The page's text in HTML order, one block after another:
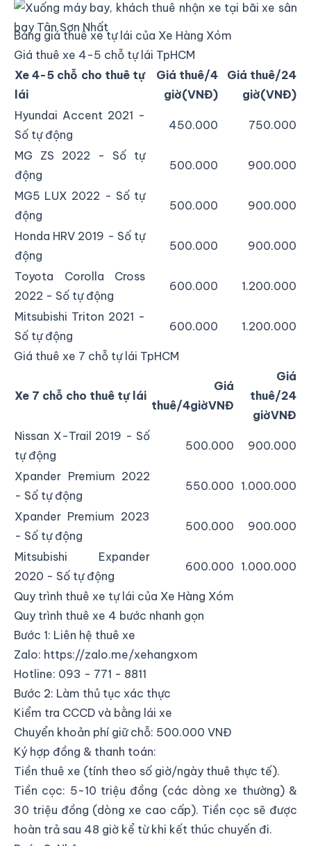
Nhận xe và trả xe tại sân bay Tân Sơn Nhất
Bảng giá thuê xe tự lái của Xe Hàng Xóm
Giá thuê xe 4-5 chỗ tự lái TpHCM
Xe 4-5 chỗ cho thuê tự
lái
Giá thuê/4
giờ(VNĐ)
Giá thuê/24
giờ(VNĐ)
Hyundai Accent 2021 -
Số tự động
450.000 750.000
MG ZS 2022 - Số tự
động
500.000 900.000
MG5 LUX 2022 - Số tự
động
500.000 900.000
Honda HRV 2019 - Số tự
động
500.000 900.000
Toyota Corolla Cross
2022 - Số tự động
600.000 1.200.000
Mitsubishi Triton 2021 -
Số tự động
600.000 1.200.000
Giá thuê xe 7 chỗ tự lái TpHCM
Xe 7 chỗ cho thuê tự lái
Giá
thuê/4giờVNĐ
Giá
thuê/24
giờVNĐ
Nissan X-Trail 2019 - Số
tự động
500.000 900.000
Xpander Premium 2022
- Số tự động
550.000 1.000.000
Xpander Premium 2023
- Số tự động
500.000 900.000
Mitsubishi Expander
2020 - Số tự động
600.000 1.000.000
Quy trình thuê xe tự lái của Xe Hàng Xóm
Quy trình thuê xe 4 bước nhanh gọn
Bước 1: Liên hệ thuê xe
Zalo: https://zalo.me/xehangxom
Hotline: 093 - 771 - 8811
Bước 2: Làm thủ tục xác thực
Kiểm tra CCCD và bằng lái xe
Chuyển khoản phí giữ chỗ: 500.000 VNĐ
Ký hợp đồng & thanh toán:
Tiền thuê xe (tính theo số giờ/ngày thuê thực tế).
Tiền cọc: 5-10 triệu đồng (các dòng xe thường) &
30 triệu đồng (dòng xe cao cấp). Tiền cọc sẽ được
hoàn trả sau 48 giờ kể từ khi kết thúc chuyến đi.